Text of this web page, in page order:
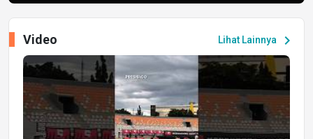
Lihat Lainnya chevron_right
Video